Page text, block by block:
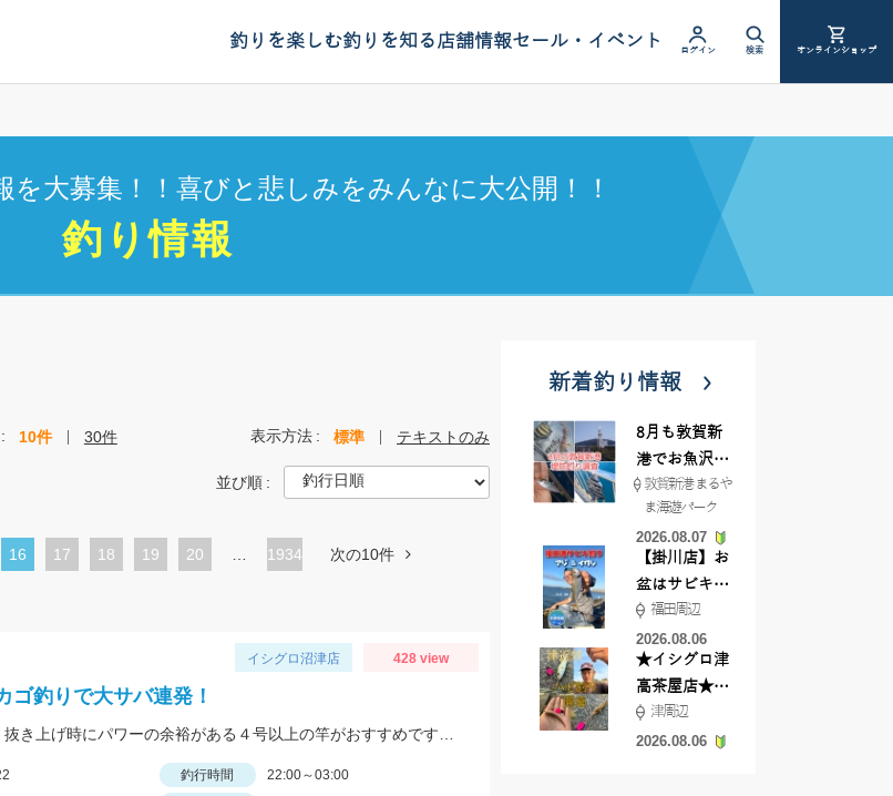
釣りを楽しむ釣りを知る店舗情報セール・イベント ログイン 検索 オンラインショップ
大募集！！喜びと悲しみをみんなに大公開！！
釣り情報
10件 30件 表示方法 標準 テキストのみ
並び順
カ
ペ
16
ペ
17
ペ
18
ペ
19
ペ
20 1934 次の10件
イシグロ沼津店 428 view
釣りで大サバ連発！
釣行時間
22:00～03:00
新着釣り情報
8月も敦賀新
港でお魚沢山
♪ イシグロ彦
根店
敦賀新港 まるや
ま海遊パーク
2026.08.07
【掛川店】お
盆はサビキ釣
りいきません
か?
福田周辺
2026.08.06
★イシグロ津
高茶屋店★津
近郊ハゼ釣れ
てます！
津周辺
2026.08.06